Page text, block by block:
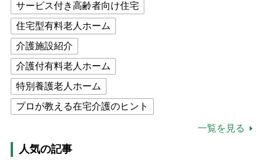
サービス付き高齢者向け住宅
住宅型有料老人ホーム
介護施設紹介
介護付有料老人ホーム
特別養護老人ホーム
プロが教える在宅介護のヒント
高木ブー
ケアマネジャー
一覧を見る
人気の記事